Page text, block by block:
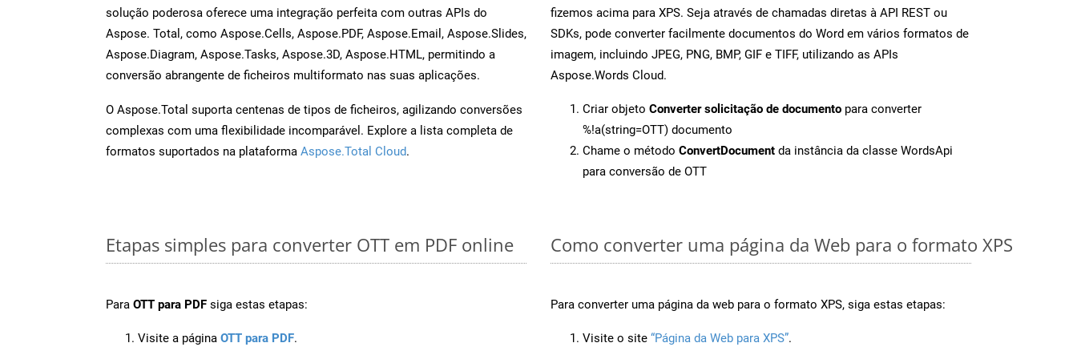
solução poderosa oferece uma integração perfeita com outras APIs do
Aspose. Total, como Aspose.Cells, Aspose.PDF, Aspose.Email, Aspose.Slides,
Aspose.Diagram, Aspose.Tasks, Aspose.3D, Aspose.HTML, permitindo a
conversão abrangente de ficheiros multiformato nas suas aplicações.
O Aspose.Total suporta centenas de tipos de ficheiros, agilizando conversões
complexas com uma flexibilidade incomparável. Explore a lista completa de
formatos suportados na plataforma Aspose.Total Cloud.
fizemos acima para XPS. Seja através de chamadas diretas à API REST ou
SDKs, pode converter facilmente documentos do Word em vários formatos de
imagem, incluindo JPEG, PNG, BMP, GIF e TIFF, utilizando as APIs
Aspose.Words Cloud.
Criar objeto Converter solicitação de documento para converter
%!a(string=OTT) documento
Chame o método ConvertDocument da instância da classe WordsApi
para conversão de OTT
Etapas simples para converter OTT em PDF online
Para OTT para PDF siga estas etapas:
Visite a página OTT para PDF.
Como converter uma página da Web para o formato XPS
Para converter uma página da web para o formato XPS, siga estas etapas:
Visite o site “Página da Web para XPS”.